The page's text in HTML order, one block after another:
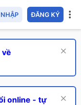
ĐĂNG KÝ
về
online - tự